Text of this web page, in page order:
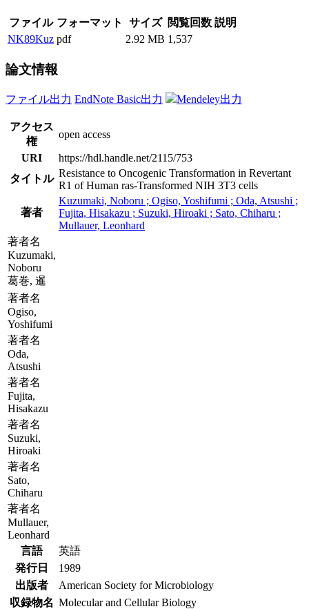
ファイル フォーマット サイズ 閲覧回数 説明
NK89Kuz pdf 2.92 MB 1,537
論文情報
ファイル出力 EndNote Basic出力 Mendeley出力
アクセス
権
open access
URI
https://hdl.handle.net/2115/753
タイトル Resistance to Oncogenic Transformation in Revertant
R1 of Human ras-Transformed NIH 3T3 cells
著者
Kuzumaki, Noboru ; Ogiso, Yoshifumi ; Oda, Atsushi ;
Fujita, Hisakazu ; Suzuki, Hiroaki ; Sato, Chiharu ;
Mullauer, Leonhard
著者名
Kuzumaki,
Noboru
葛巻, 暹
著者名
Ogiso,
Yoshifumi
著者名
Oda,
Atsushi
著者名
Fujita,
Hisakazu
著者名
Suzuki,
Hiroaki
著者名
Sato,
Chiharu
著者名
Mullauer,
Leonhard
言語
英語
発行日
1989
出版者
American Society for Microbiology
収録物名 Molecular and Cellular Biology